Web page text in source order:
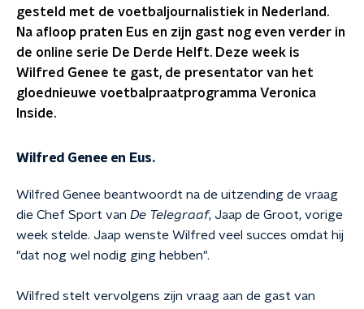
gesteld met de voetbaljournalistiek in Nederland.
Na afloop praten Eus en zijn gast nog even verder in
de online serie De Derde Helft. Deze week is
Wilfred Genee te gast, de presentator van het
gloednieuwe voetbalpraatprogramma Veronica
Inside.
Wilfred Genee en Eus.
Wilfred Genee beantwoordt na de uitzending de vraag
die Chef Sport van De Telegraaf, Jaap de Groot, vorige
week stelde. Jaap wenste Wilfred veel succes omdat hij
"dat nog wel nodig ging hebben".
Wilfred stelt vervolgens zijn vraag aan de gast van